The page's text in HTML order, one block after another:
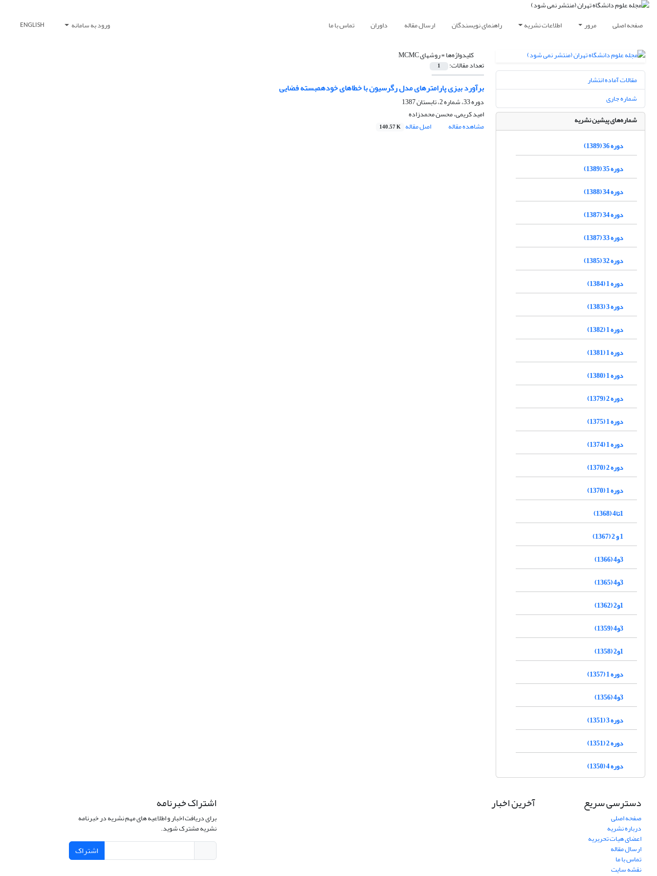
صفحه اصلی مرور اطلاعات نشریه راهنمای نویسندگان ارسال مقاله داوران تماس با ما ورود به سامانه ENGLISH
کلیدواژه‌ها =روشهای MCMC
تعداد مقالات: 1
برآورد بیزی پارامترهای مدل رگرسیون با خطاهای خودهمبسته فضایی
دوره 33، شماره 2، تابستان 1387
امید کریمی، محسن محمدزاده
مشاهده مقاله
اصل مقاله 140.57 K
مقالات آماده انتشار
شماره جاری
شماره‌های پیشین نشریه
دوره 36 (1389)
دوره 35 (1389)
دوره 34 (1388)
دوره 34 (1387)
دوره 33 (1387)
دوره 32 (1385)
دوره 1 (1384)
دوره 3 (1383)
دوره 1 (1382)
دوره 1 (1381)
دوره 1 (1380)
دوره 2 (1379)
دوره 1 (1375)
دوره 1 (1374)
دوره 2 (1370)
دوره 1 (1370)
1تا4 (1368)
1 و 2 (1367)
3و4 (1366)
3و4 (1365)
1و2 (1362)
3و4 (1359)
1و2 (1358)
دوره 1 (1357)
3و4 (1356)
دوره 3 (1351)
دوره 2 (1351)
دوره 4 (1350)
دسترسی سریع
صفحه اصلی
درباره نشریه
اعضای هیات تحریریه
ارسال مقاله
تماس با ما
نقشه سایت
آخرین اخبار اشتراک خبرنامه
برای دریافت اخبار و اطلاعیه های مهم نشریه در خبرنامه
نشریه مشترک شوید.
اشتراک